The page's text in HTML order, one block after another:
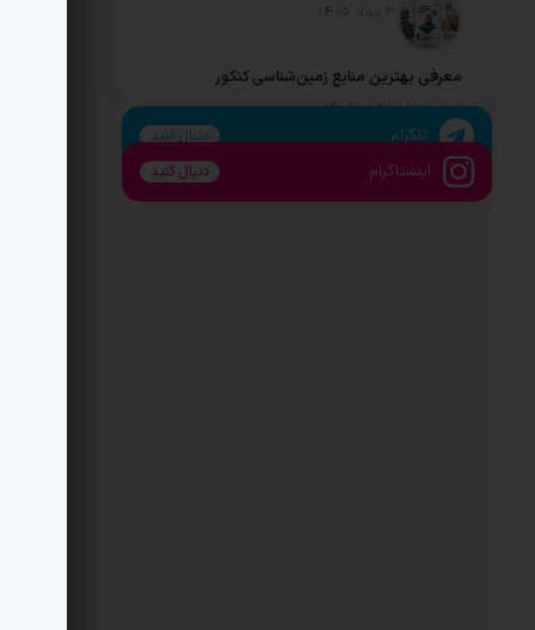
تاریخ انتشار: 3 مرداد 1405
معرفی بهترین منابع زمین‌شناسی کنکور
تاریخ انتشار: 31 تیر 1405
تلگرام دنبال کنید
اینستاگرام دنبال کنید